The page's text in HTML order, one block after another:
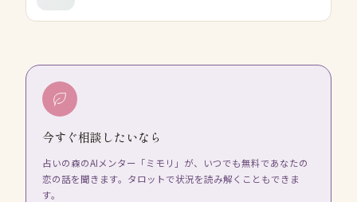
今すぐ相談したいなら
占いの森のAIメンター「ミモリ」が、いつでも無料であなたの
恋の話を聞きます。タロットで状況を読み解くこともできま
す。